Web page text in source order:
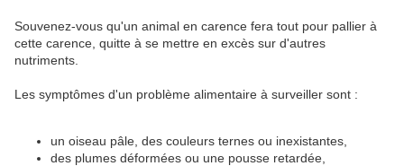
Souvenez-vous qu'un animal en carence fera tout pour pallier à
cette carence, quitte à se mettre en excès sur d'autres
nutriments.
Les symptômes d'un problème alimentaire à surveiller sont :
un oiseau pâle, des couleurs ternes ou inexistantes,
des plumes déformées ou une pousse retardée,